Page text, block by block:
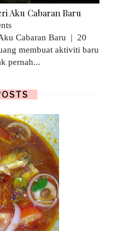
Aku Cabaran Baru
Cabaran Baru | 20
membuat aktiviti baru
pernah...